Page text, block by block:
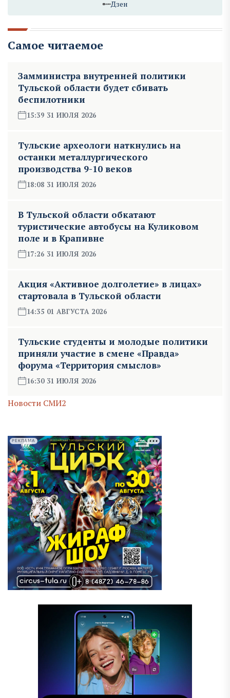
Дзен
Самое читаемое
Замминистра внутренней политики
Тульской области будет сбивать
беспилотники
15:39 31 ИЮЛЯ 2026
Тульские археологи наткнулись на
останки металлургического
производства 9-10 веков
18:08 31 ИЮЛЯ 2026
В Тульской области обкатают
туристические автобусы на Куликовом
поле и в Крапивне
17:26 31 ИЮЛЯ 2026
Акция «Активное долголетие» в лицах»
стартовала в Тульской области
14:35 01 АВГУСТА 2026
Тульские студенты и молодые политики
приняли участие в смене «Правда»
форума «Территория смыслов»
16:30 31 ИЮЛЯ 2026
Новости СМИ2
РЕКЛАМА